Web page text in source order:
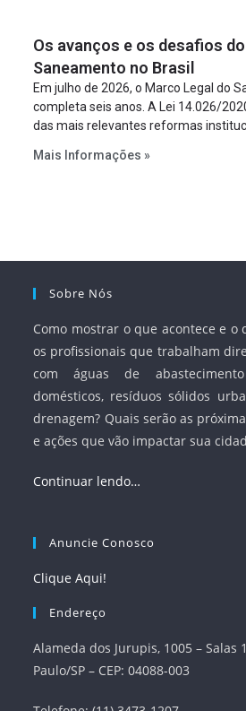
projeto a projeto.
Os avanços e os desafios
Saneamento no Brasil
Em julho de 2026, o Marco Legal do
completa seis anos. A Lei 14.026/
das mais relevantes reformas
serviços, ampliar a participação da
Mais Informações »
Sobre Nós
Como mostrar o que acontece e o
os profissionais que trabalham
com águas de
domésticos, resíduos sólidos
drenagem? Quais serão as
e ações que vão impactar sua
Continuar lendo…
Anuncie Conosco
Clique Aqui!
Endereço
Alameda dos Jurupis, 1005 – Salas
Paulo/SP – CEP: 04088-003